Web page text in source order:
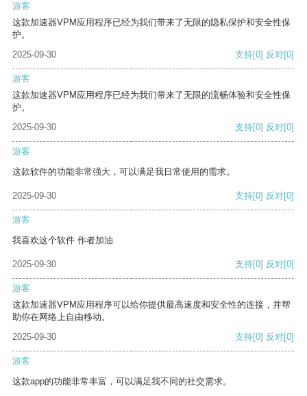
游客
这款加速器VPM应用程序已经为我们带来了无限的隐私保护和安全性保
护。
2025-09-30
支持[0] 反对[0]
游客
这款加速器VPM应用程序已经为我们带来了无限的流畅体验和安全性保
护。
2025-09-30
支持[0] 反对[0]
游客
这款软件的功能非常强大，可以满足我日常使用的需求。
2025-09-30 支持[0] 反对[0]
游客
我喜欢这个软件 作者加油
2025-09-30 支持[0] 反对[0]
游客
这款加速器VPM应用程序可以给你提供最高速度和安全性的连接，并帮
助你在网络上自由移动。
2025-09-30
支持[0] 反对[0]
游客
这款app的功能非常丰富，可以满足我不同的社交需求。